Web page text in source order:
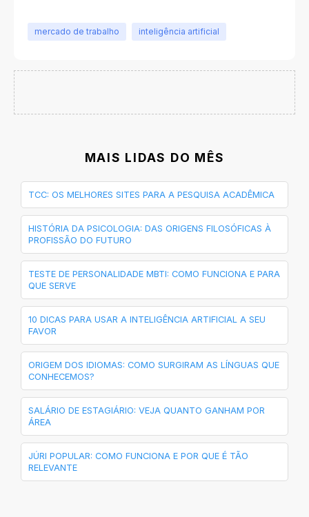
mercado de trabalho inteligência artificial
MAIS LIDAS DO MÊS
TCC: OS MELHORES SITES PARA A PESQUISA ACADÊMICA
HISTÓRIA DA PSICOLOGIA: DAS ORIGENS FILOSÓFICAS À
PROFISSÃO DO FUTURO
TESTE DE PERSONALIDADE MBTI: COMO FUNCIONA E PARA
QUE SERVE
10 DICAS PARA USAR A INTELIGÊNCIA ARTIFICIAL A SEU
FAVOR
ORIGEM DOS IDIOMAS: COMO SURGIRAM AS LÍNGUAS QUE
CONHECEMOS?
SALÁRIO DE ESTAGIÁRIO: VEJA QUANTO GANHAM POR
ÁREA
JÚRI POPULAR: COMO FUNCIONA E POR QUE É TÃO
RELEVANTE